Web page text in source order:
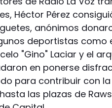
Héctor Pérez
anónimos
deportistas como
"Gino" Laciar y el
en ponerse
para contribuir con
las plazas de